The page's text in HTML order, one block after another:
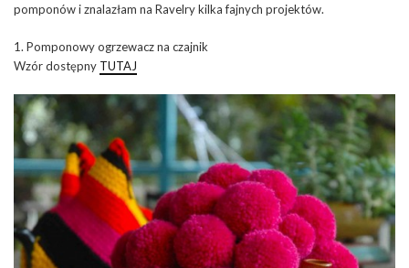
pomponów i znalazłam na Ravelry kilka fajnych projektów.
1. Pomponowy ogrzewacz na czajnik
Wzór dostępny TUTAJ